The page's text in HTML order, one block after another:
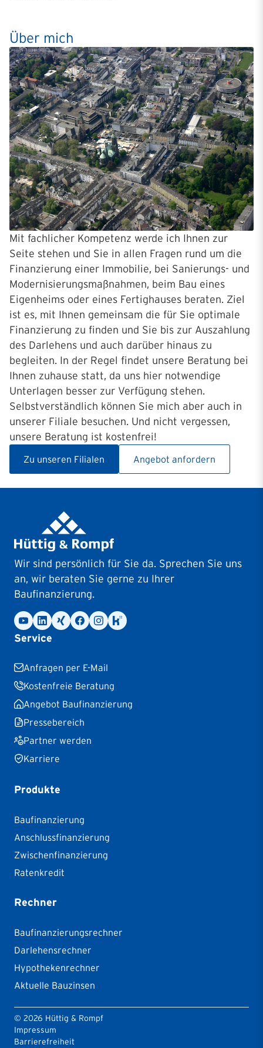
Über mich
Mit fachlicher Kompetenz werde ich Ihnen zur
Seite stehen und Sie in allen Fragen rund um die
Finanzierung einer Immobilie, bei Sanierungs- und
Modernisierungsmaßnahmen, beim Bau eines
Eigenheims oder eines Fertighauses beraten. Ziel
ist es, mit Ihnen gemeinsam die für Sie optimale
Finanzierung zu finden und Sie bis zur Auszahlung
des Darlehens und auch darüber hinaus zu
begleiten. In der Regel findet unsere Beratung bei
Ihnen zuhause statt, da uns hier notwendige
Unterlagen besser zur Verfügung stehen.
Selbstverständlich können Sie mich aber auch in
unserer Filiale besuchen. Und nicht vergessen,
unsere Beratung ist kostenfrei!
Zu unseren Filialen Angebot anfordern
Wir sind persönlich für Sie da. Sprechen Sie uns
an, wir beraten Sie gerne zu Ihrer
Baufinanzierung.
Service
Anfragen per E-Mail
Kostenfreie Beratung
Angebot Baufinanzierung
Pressebereich
Partner werden
Karriere
Produkte
Baufinanzierung
Anschlussfinanzierung
Zwischenfinanzierung
Ratenkredit
Rechner
Baufinanzierungsrechner
Darlehensrechner
Hypothekenrechner
Aktuelle Bauzinsen
© 2026 Hüttig & Rompf
Impressum
Barrierefreiheit